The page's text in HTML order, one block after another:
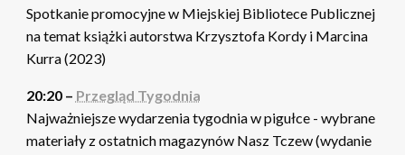
Spotkanie promocyjne w Miejskiej Bibliotece Publicznej
na temat książki autorstwa Krzysztofa Kordy i Marcina
Kurra (2023)
20:20 – Przegląd Tygodnia
Najważniejsze wydarzenia tygodnia w pigułce - wybrane
materiały z ostatnich magazynów Nasz Tczew (wydanie